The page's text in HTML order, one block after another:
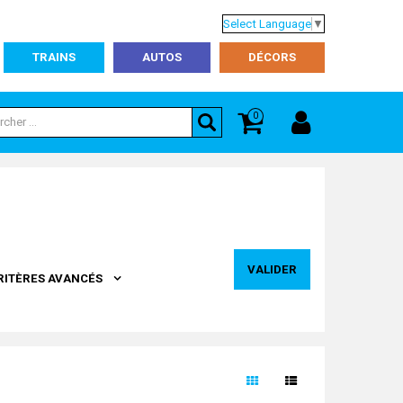
Select Language ▼
TRAINS AUTOS DÉCORS
0
AVANCÉS
VALIDER